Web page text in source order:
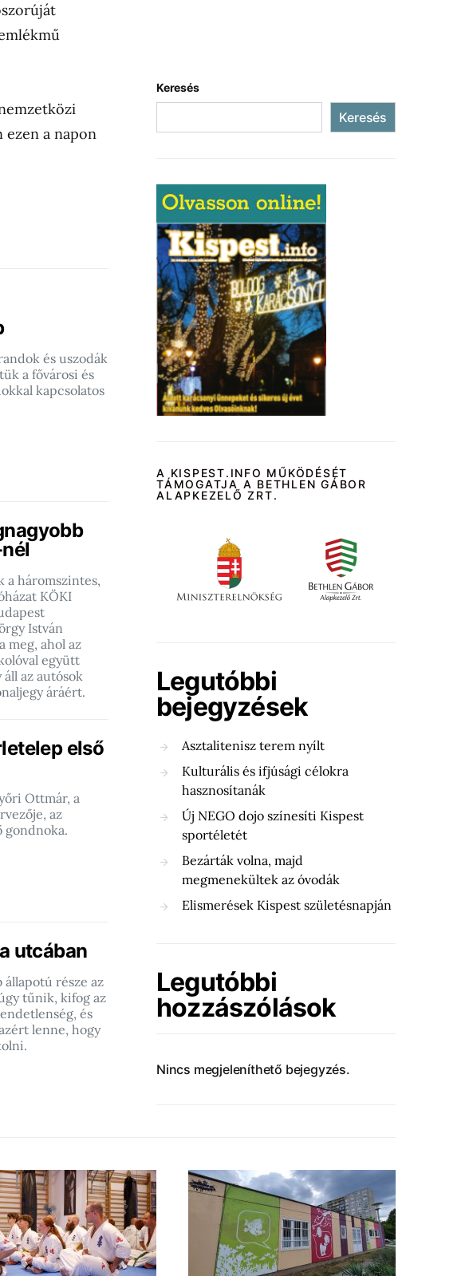
ezen a napon
és uszodák
a fővárosi és
kapcsolatos
a háromszintes,
KÖKI
István
meg, ahol az
együtt
az autósok
áráért.
első
Ottmár, a
az
gondnoka.
utcában
állapotú része az
tűnik, kifog az
és
lenne, hogy
Keresés
Keresés
A KISPEST.INFO MŰKÖDÉSÉT
TÁMOGATJA A BETHLEN GÁBOR
ALAPKEZELŐ ZRT.
Legutóbbi
bejegyzések
Asztalitenisz terem nyílt
Kulturális és ifjúsági célokra
hasznosítanák
Új NEGO dojo színesíti Kispest
sportéletét
Bezárták volna, majd
megmenekültek az óvodák
Elismerések Kispest születésnapján
Legutóbbi
hozzászólások
Nincs megjeleníthető bejegyzés.